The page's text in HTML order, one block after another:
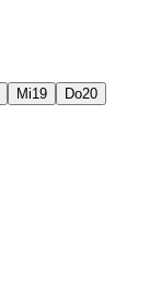
Mi19 Do20